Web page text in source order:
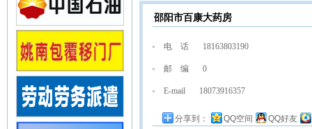
邵阳市百康大药房
电 话 18163803190
邮 编 0
E-mail 18073916357
分享到： QQ空间 QQ好友